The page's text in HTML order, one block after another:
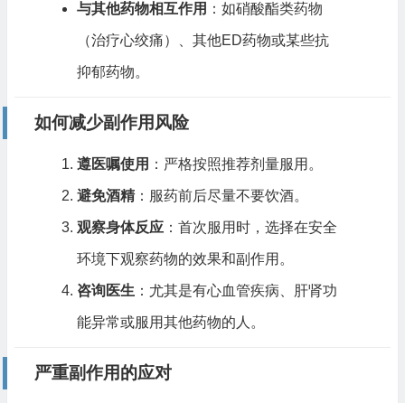
与其他药物相互作用 ：如硝酸酯类药物
（治疗心绞痛）、其他ED药物或某些抗
抑郁药物。
如何减少副作用风险
遵医嘱使用 ：严格按照推荐剂量服用。
避免酒精：服药前后尽量不要饮酒。
观察身体反应：首次服用时，选择在安全
环境下观察药物的效果和副作用。
咨询医生 ：尤其是有心血管疾病、肝肾功
能异常或服用其他药物的人。
严重副作用的应对